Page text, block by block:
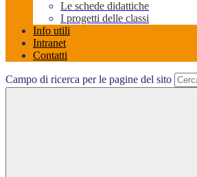
Le schede didattiche
I progetti delle classi
Info utili
Intranet
Contatti
Campo di ricerca per le pagine del sito